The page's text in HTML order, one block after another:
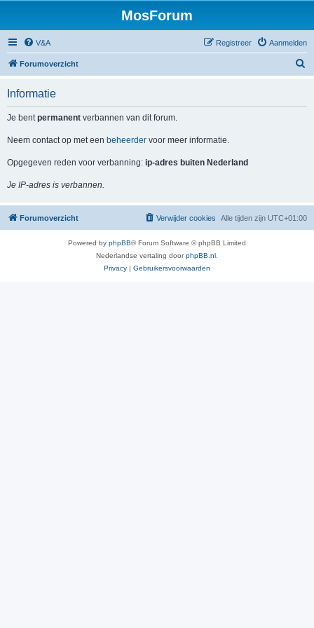
MosForum
V&A Aanmelden
Registreer
Forumoverzicht
Informatie
Je bentpermanent verbannen van dit forum.
Neem contact op met een beheerder voor meer informatie.
Opgegeven reden voor verbanning: ip-adres buiten Nederland
Je IP-adres is verbannen.
Forumoverzicht Alle tijden zijn UTC+01:00
Verwijder cookies
Powered by phpBB® Forum Software © phpBB Limited
Nederlandse vertaling doorphpBB.nl
Privacy | Gebruikersvoorwaarden